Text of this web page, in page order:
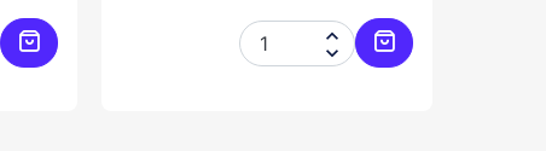
Ajouter au panier


Ajouter au panier